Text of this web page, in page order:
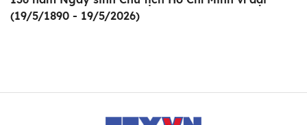
(19/5/1890 - 19/5/2026)